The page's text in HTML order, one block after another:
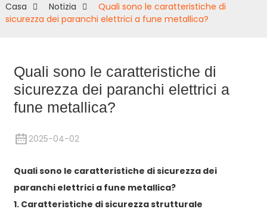
Casa Notizia
Quali sono le caratteristiche di
sicurezza dei paranchi elettrici a fune metallica?
Quali sono le caratteristiche di
sicurezza dei paranchi elettrici a
fune metallica?
2025-04-02
Quali sono le caratteristiche di sicurezza dei
paranchi elettrici a fune metallica?
1. Caratteristiche di sicurezza strutturale